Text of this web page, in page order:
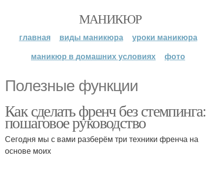
МАНИКЮР
главная виды маникюра
уроки маникюра
маникюр в домашних условиях
фото
Полезные функции
Как сделать френч без стемпинга:
пошаговое руководство
Сегодня мы с вами разберём три техники френча на
основе моих